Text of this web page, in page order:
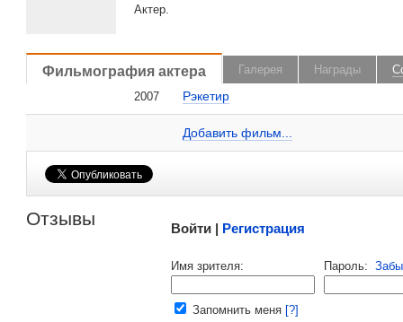
Актер.
Фильмография актера Галерея Награды
2007
Рэкетир
Добавить фильм...
Сакен Аминов на сайте Кино-Театр.ru
Отзывы
, поделитесь своим мнением
Войти | Регистрация
Имя зрителя: Пароль:
Запомнить меня [?]